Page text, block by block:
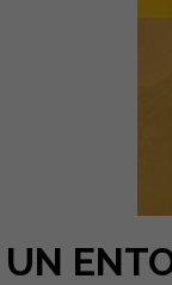
UN